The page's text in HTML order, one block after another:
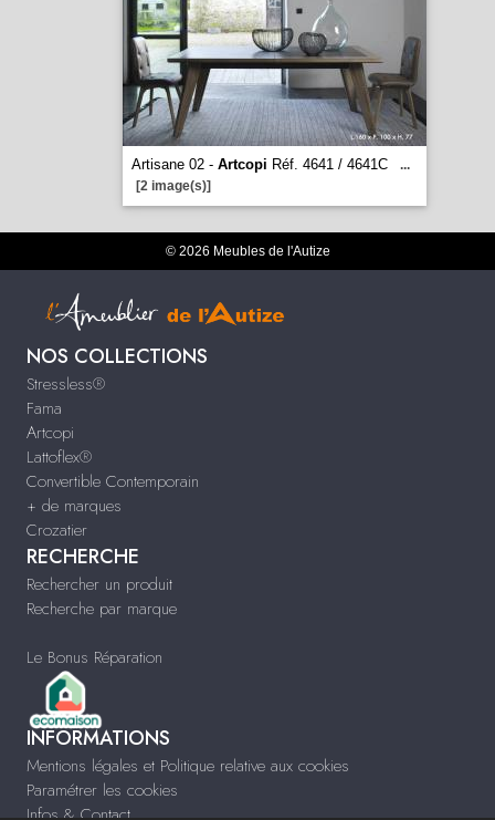
Artisane 02 - Artcopi Réf. 4641 / 4641C
...
[2 image(s)]
© 2026 Meubles de l'Autize
NOS COLLECTIONS
Stressless®
Fama
Artcopi
Lattoflex®
Convertible Contemporain
+ de marques
Crozatier
RECHERCHE
Rechercher un produit
Recherche par marque
Le Bonus Réparation
INFORMATIONS
Mentions légales et Politique relative aux cookies
Paramétrer les cookies
Infos & Contact